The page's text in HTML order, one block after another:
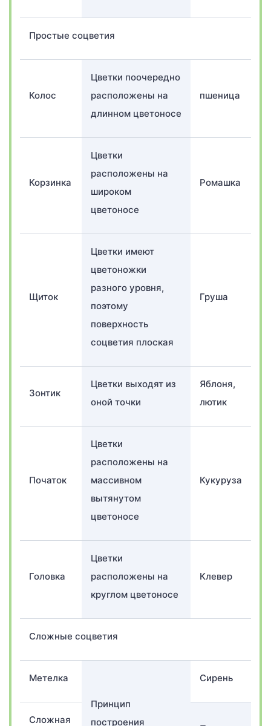
Простые соцветия
Колос
Цветки поочередно
расположены на
длинном цветоносе
пшеница
Корзинка
Цветки
расположены на
широком
цветоносе
Ромашка
Щиток
Цветки имеют
цветоножки
разного уровня,
поэтому
поверхность
соцветия плоская
Груша
Зонтик
Цветки выходят из
оной точки
Яблоня,
лютик
Початок
Цветки
расположены на
массивном
вытянутом
цветоносе
Кукуруза
Головка
Цветки
расположены на
круглом цветоносе
Клевер
Сложные соцветия
Метелка
Принцип
построения
Сирень
Сложная